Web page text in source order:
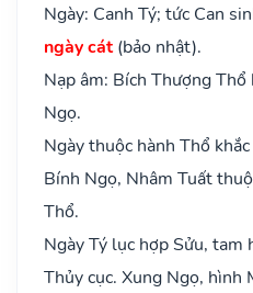
Ngày: Canh Tý; tức Can
ngày cát(bảo nhật).
Nạp âm: Bích Thượng
Ngọ.
Ngày thuộc hành Thổ
Bính Ngọ, Nhâm Tuất
Thổ.
Ngày Tý lục hợp Sửu, tam
Thủy cục. Xung Ngọ, hình